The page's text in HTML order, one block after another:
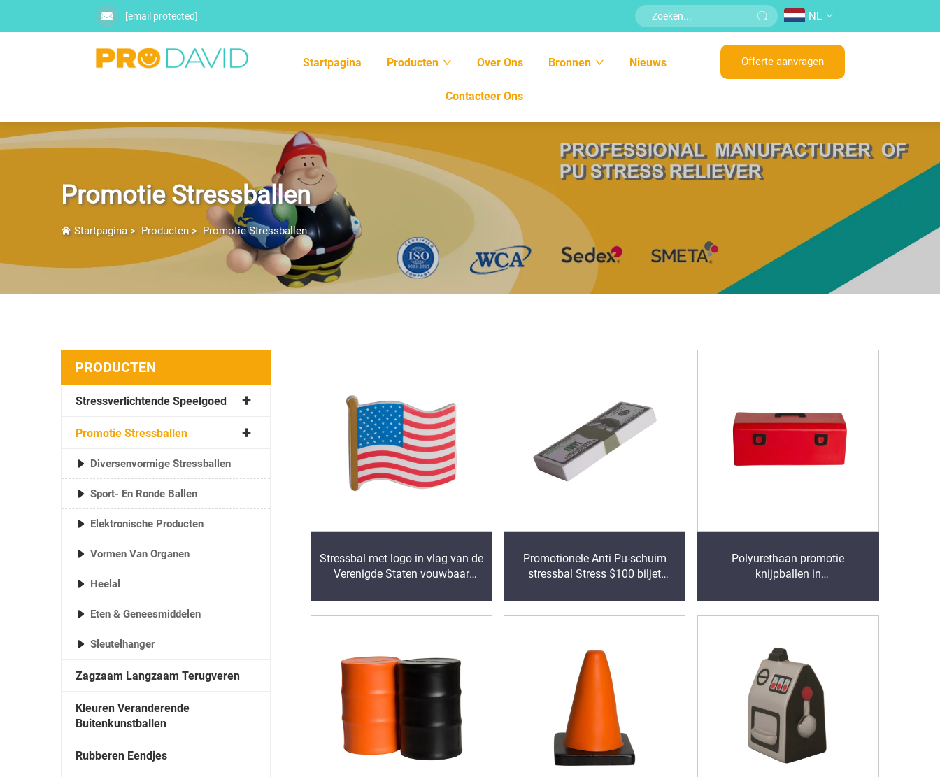
[email protected] NL
Startpagina Producten Over Ons Bronnen Nieuws
Contacteer Ons
Offerte aanvragen
Promotie Stressballen
Startpagina> Producten> Promotie Stressballen
PRODUCTEN
Stressverlichtende Speelgoed
Promotie Stressballen
Diversenvormige Stressballen
Sport- En Ronde Ballen
Elektronische Producten
Vormen Van Organen
Heelal
Eten & Geneesmiddelen
Sleutelhanger
Zagzaam Langzaam Terugveren
Kleuren Veranderende
Buitenkunstballen
Rubberen Eendjes
Stressbal met logo in vlag van de
Verenigde Staten vouwbaar
PU-schuim ontspanningsbal
speelgoed Stressbal
Promotionele Anti Pu-schuim
stressbal Stress $100 biljet
ontspanningsbal met logo
Polyurethaan promotie
knijpballen in
Stressverlichter